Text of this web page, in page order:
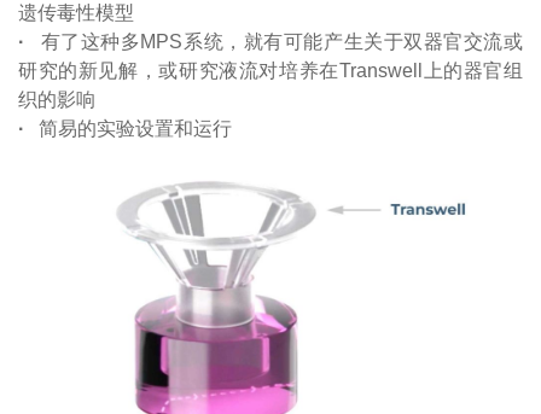
遗传毒性模型
· 有了这种多MPS系统，就有可能产生关于双器官交流或
研究的新见解，或研究液流对培养在Transwell上的器官组
织的影响
· 简易的实验设置和运行